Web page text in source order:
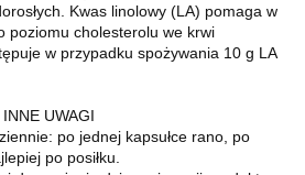
Kwas linolowy (LA) pomaga w
poziomu cholesterolu we krwi
w przypadku spożywania 10 g LA
UWAGI
po jednej kapsułce rano, po
po posiłku.